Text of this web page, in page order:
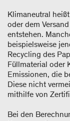
Klimaneutral
oder dem
entstehen.
beispielsweise
Recycling des
Füllmaterial oder
Emissionen, die
Diese nicht
mithilfe von
Bei den